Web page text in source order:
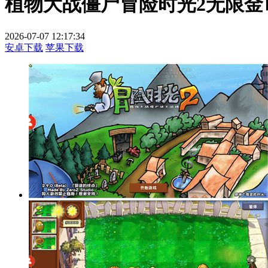
植物大战僵尸冒险时光2无限
2026-07-07 12:17:34
安卓下载 苹果下载